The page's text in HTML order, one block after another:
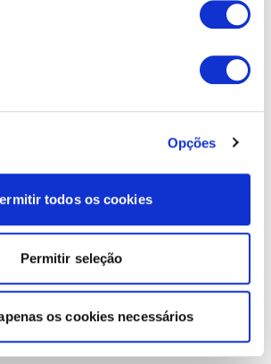
Opções
todos os cookies
Permitir seleção
os cookies necessários